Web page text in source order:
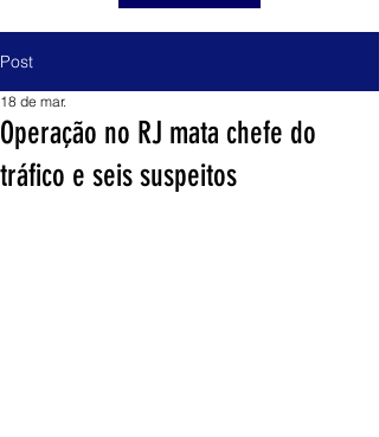
Post
Operação no RJ mata chefe do
tráfico e seis suspeitos
18 de mar.